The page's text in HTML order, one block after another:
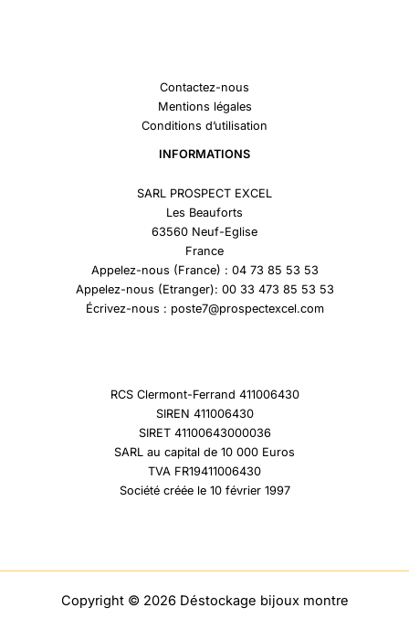
Contactez-nous
Mentions légales
Conditions d’utilisation
INFORMATIONS
SARL PROSPECT EXCEL
Les Beauforts
63560 Neuf-Eglise
France
Appelez-nous (France) : 04 73 85 53 53
Appelez-nous (Etranger): 00 33 473 85 53 53
Écrivez-nous : poste7@prospectexcel.com
RCS Clermont-Ferrand 411006430
SIREN 411006430
SIRET 41100643000036
SARL au capital de 10 000 Euros
TVA FR19411006430
Société créée le 10 février 1997
Copyright © 2026 Déstockage bijoux montre